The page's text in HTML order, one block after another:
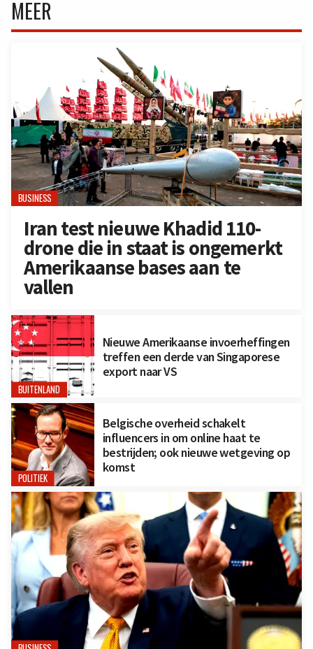
MEER
BUSINESS
Iran test nieuwe Khadid 110-
drone die in staat is ongemerkt
Amerikaanse bases aan te
vallen
BUITENLAND
Nieuwe Amerikaanse invoerheffingen
treffen een derde van Singaporese
export naar VS
POLITIEK
Belgische overheid schakelt
influencers in om online haat te
bestrijden; ook nieuwe wetgeving op
komst